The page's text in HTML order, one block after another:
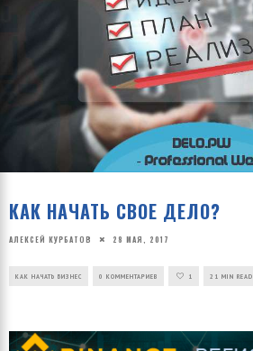
КАК НАЧАТЬ СВОЕ ДЕЛО?
АЛЕКСЕЙ КУРБАТОВ 28 МАЯ, 2017
КАК НАЧАТЬ БИЗНЕС 0 КОММЕНТАРИЕВ 1 21 MIN READ